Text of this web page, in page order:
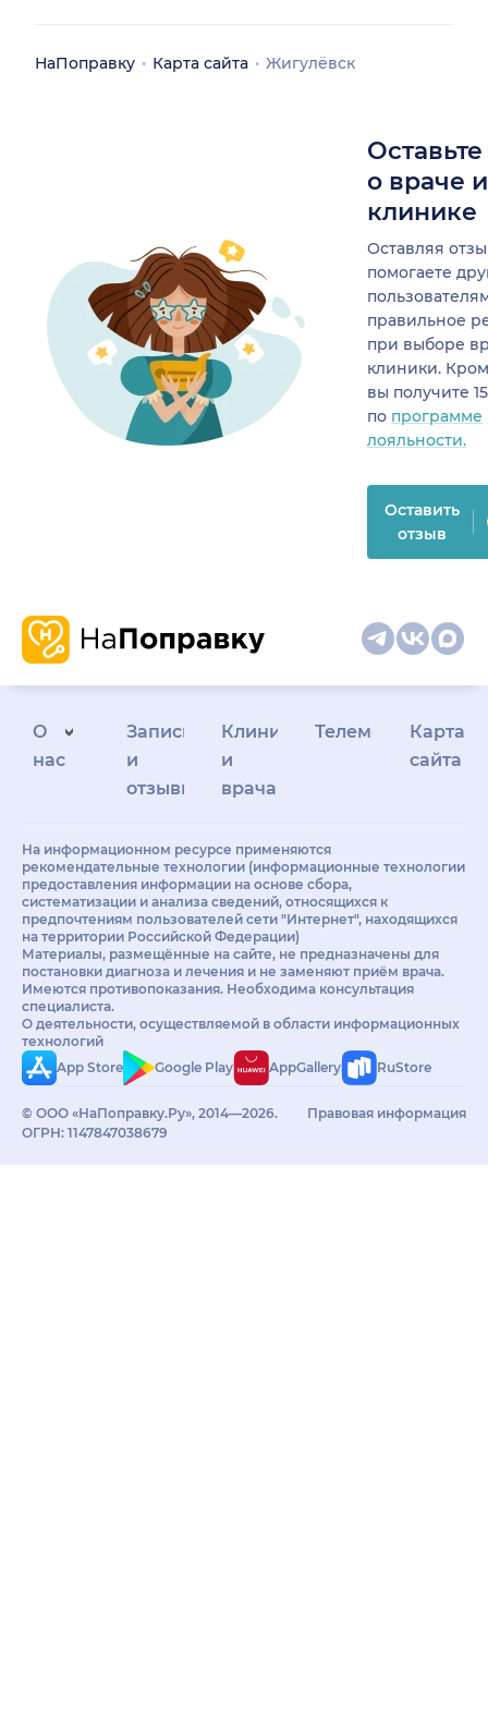
НаПоправку Карта сайта Жигулёвск
о враче
клинике
Оставляя
помогаете
правильное
при выборе
клиники.
вы получите
по программе
лояльности.
Оставить
отзыв
О
нас
Запись
и
отзывы
Клиникам
и
врачам
Телемедицина
Карта
сайта
На информационном ресурсе применяются
рекомендательные технологии (информационные технологии
предоставления информации на основе сбора,
систематизации и анализа сведений, относящихся к
предпочтениям пользователей сети "Интернет", находящихся
на территории Российской Федерации)
Материалы, размещённые на сайте, не предназначены для
постановки диагноза и лечения и не заменяют приём врача.
Имеются противопоказания. Необходима консультация
специалиста.
О деятельности, осуществляемой в области информационных
технологий
App Store
Google Play AppGallery RuStore
© ООО «НаПоправку.Ру», 2014—2026.
ОГРН: 1147847038679
Правовая информация